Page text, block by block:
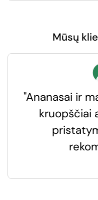
Mūsų
"Ananasai ir
kruopščiai